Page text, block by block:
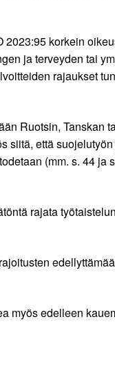
2023:95 korkein
ja terveyden tai
rajaukset
Ruotsin, Tanskan
siitä, että
(mm. s. 44 ja
rajata
myös edelleen